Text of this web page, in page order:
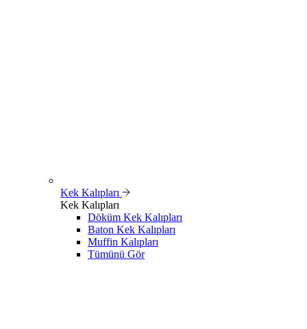
Kek Kalıpları
Kek Kalıpları
Döküm Kek Kalıpları
Baton Kek Kalıpları
Muffin Kalıpları
Tümünü Gör